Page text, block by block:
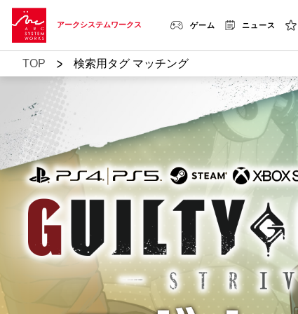
アークシステムワークス ゲーム ニュース
TOP > 検索用タグ マッチング